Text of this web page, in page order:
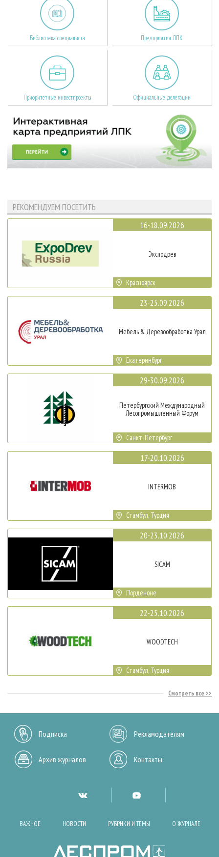
Библиотека специалиста Предприятия ЛПК
Приоритетные инвестпроекты Официальные делегации
РЕКОМЕНДУЕМ ПОСЕТИТЬ
16-18.09.2026
Эксподрев
Красноярск
23-25.09.2026
Мебель & Деревообработка Урал
Екатеринбург
29-30.09.2026
Петербургский Международный
Лесопромышленный Форум
Санкт-Петербург
17-20.10.2026
INTERMOB
Стамбул, Турция
20-23.10.2026
SICAM
Порденоне
22-25.10.2026
WOODTECH
Стамбул, Турция
Смотреть все
Подписка Рекламодателям
Архив журналов Контакты
ВАЖНОЕ НОВОСТИ РУБРИКИ И ТЕМЫ О ЖУРНАЛЕ